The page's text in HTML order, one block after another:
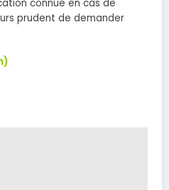
connue en cas de
prudent de demander